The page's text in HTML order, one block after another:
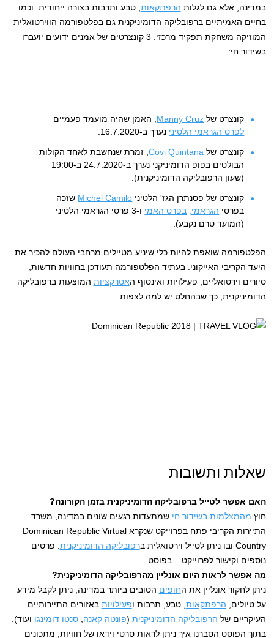
במדינה, אלא גם לגלות הרפתקאות , טבע ותרבות בצורה ייחודית. וכמו
בחיים האמיתיים ברפובליקה הדומיניקנית גם בפלטפורמה הווירטואלית
המוזיקה משחקת תפקיד מרכזי. 3 קונצרטים של אמנים ידועים יועברו
בשידור חי:
קונצרט של Manny Cruz , האמן שהיה מועמד פעמיים
לפרס הגראמי הלטיני נערך ב-16.7.2020.
קונצרט של Covi Quintana, זמרת שנחשבת לאחד הקולות
הבולטים בפופ הדומיניקני נערך ב-24.7.2020 ב-19:00
(שעון הרפובליקה הדומיניקנית).
קונצרט של פסנתרן הגז' הלטיני Michel Camilo שזכה
בפרסי הגראמי, בפרס האמי
ו-3 פרסי הגראמי הלטיני
(המועד טרם נקבע).
הפלטפורמה שואפת להיות כלי שיניע מטיילים מרחבי העולם להכיר את
היעד הקריבי האייקוני. בעתיד הפלטפורמה תעודכן בחוויות חדשות,
סיורים וירטואליים, פעילויות ואינסוף האטרקציות המוצעות ברפובליקה
הדומיניקנית, כך שבהחלט יש למה לצפות.
שאלות ותשובות
האם אפשר לטייל ברפובליקה הדומיניקנית בזמן הקורונה?
חוץ מהמצלמות בשידור חי שמתעדות רגעים שונים במדינה, משרד
התיירות הקריבי פתח בפרוייקט שנקרא Dominican Republic Virtual
Country ובו ניתן לטייל וירטואלית ב
רפובליקה הדומיניקנית . פרטים
נוספים וקישור לפרוייקט – בפוסט.
מה אפשר לראות היום אונליין מהרפובליקה הדומיניקנית?
ניתן לחקור אונליין את החופים הטובים ביותר במדינה, ניתן לקבל מידע
על טיולים, הרפתקאות , טבע, תרבות ופעילויות באזורים התיירותיים
העיקריים של הרפובליקה הדומיניקנית (פונטה קאנה ,סנטו דומינגו ועוד).
בתוך הפוסט הסברנו איך ניתן לראות סרטי וידאו של חוויות, מתכונים